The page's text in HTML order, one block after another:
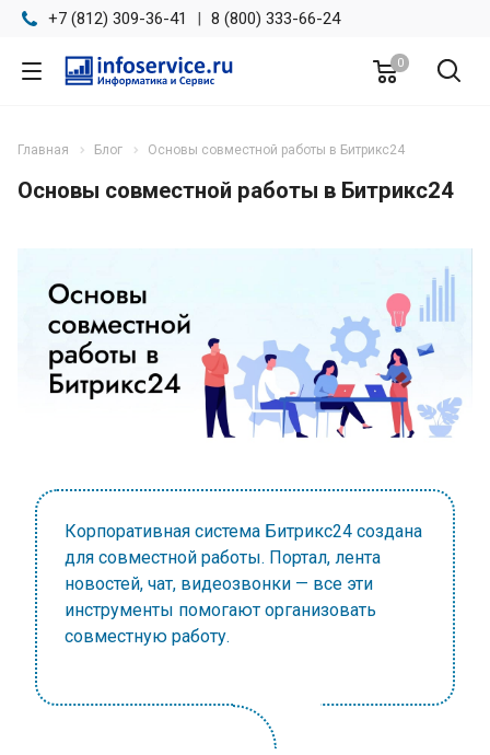
+7 (812) 309-36-41 | 8 (800) 333-66-24
0
Главная Блог Основы совместной работы в Битрикс24
Основы совместной работы в Битрикс24
Корпоративная система Битрикс24 создана
для совместной работы. Портал, лента
новостей, чат, видеозвонки — все эти
инструменты помогают организовать
совместную работу.